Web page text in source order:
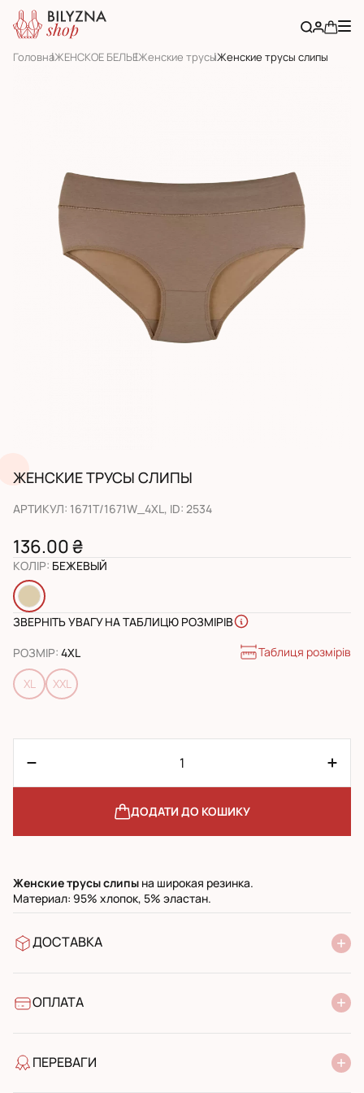
ГоловнаЖЕНСКОЕ БЕЛЬЕЖенскиe трусыЖенские трусы слипы
ЖЕНСКИЕ ТРУСЫ СЛИПЫ
АРТИКУЛ: 1671T/1671W_4XL, ID: 2534
136.00 ₴
КОЛІР: БЕЖЕВЫЙ
ЗВЕРНІТЬ УВАГУ НА ТАБЛИЦЮ РОЗМІРІВ
РОЗМІР: 4XL Таблиця розмірів
XL XXL
ДОДАТИ ДО КОШИКУ
Женские трусы слипы на широкая резинка.
Материал: 95% хлопок, 5% эластан.
ДОСТАВКА
УкрПошта стандарт
ОПЛАТА
Банківський переказ
ПЕРЕВАГИ